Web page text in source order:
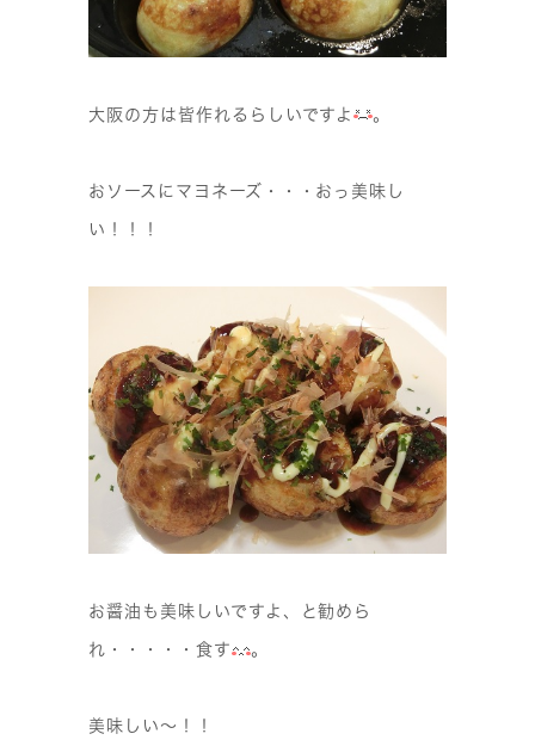
大阪の方は皆作れるらしいですよ 。
おソースにマヨネーズ・・・おっ美味し
い！！！
お醤油も美味しいですよ、と勧めら
れ・・・・・食す 。
美味しい〜！！